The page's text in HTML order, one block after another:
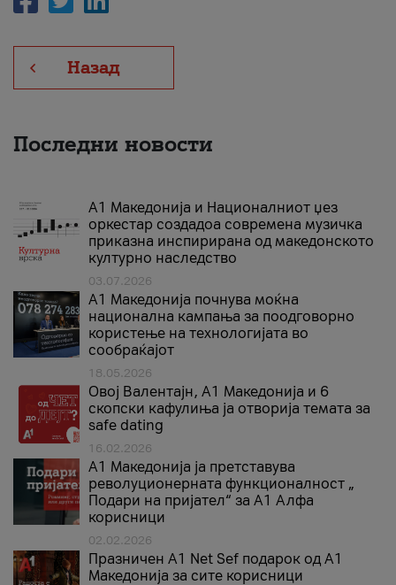
Назад
Последни новости
А1 Македонија и Националниот џез
оркестар создадоа современа музичка
приказна инспирирана од македонското
културно наследство
03.07.2026
A1 Македонија почнува моќна
национална кампања за поодговорно
користење на технологијата во
сообраќајот
18.05.2026
Овој Валентајн, A1 Македонија и 6
скопски кафулиња ја отворија темата за
safe dating
16.02.2026
А1 Македонија ја претставува
револуционерната функционалност „
Подари на пријател“ за А1 Алфа
корисници
02.02.2026
Празничен A1 Net Sеf подарок од А1
Македонија за сите корисници